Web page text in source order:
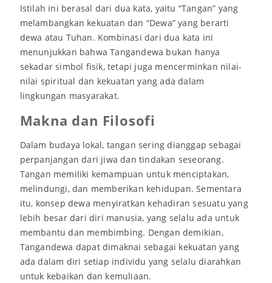
Istilah ini berasal dari dua kata, yaitu “Tangan” yang
melambangkan kekuatan dan “Dewa” yang berarti
dewa atau Tuhan. Kombinasi dari dua kata ini
menunjukkan bahwa Tangandewa bukan hanya
sekadar simbol fisik, tetapi juga mencerminkan nilai-
nilai spiritual dan kekuatan yang ada dalam
lingkungan masyarakat.
Makna dan Filosofi
Dalam budaya lokal, tangan sering dianggap sebagai
perpanjangan dari jiwa dan tindakan seseorang.
Tangan memiliki kemampuan untuk menciptakan,
melindungi, dan memberikan kehidupan. Sementara
itu, konsep dewa menyiratkan kehadiran sesuatu yang
lebih besar dari diri manusia, yang selalu ada untuk
membantu dan membimbing. Dengan demikian,
Tangandewa dapat dimaknai sebagai kekuatan yang
ada dalam diri setiap individu yang selalu diarahkan
untuk kebaikan dan kemuliaan.